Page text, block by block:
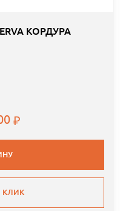
КОРДУРА
КЛИК